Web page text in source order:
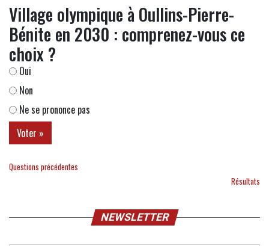
Village olympique à Oullins-Pierre-
Bénite en 2030 : comprenez-vous ce
choix ?
Oui
Non
Ne se prononce pas
Questions précédentes
Résultats
NEWSLETTER